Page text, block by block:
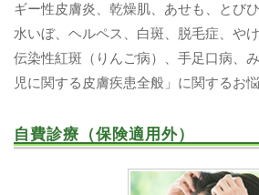
ギー性皮膚炎、乾燥肌、あせも、とび
水いぼ、ヘルペス、白斑、脱毛症、や
伝染性紅斑（りんご病）、手足口病、
児に関する皮膚疾患全般」に関するお悩
自費診療（保険適用外）